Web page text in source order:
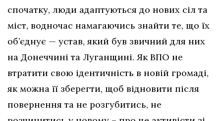
спочатку, люди адаптуються до нових сіл та
міст, водночас намагаючись знайти те, що їх
об’єднує — устав, який був звичний для них
на Донеччині та Луганщині. Як ВПО не
втратити свою ідентичність в новій громаді,
як можна її зберегти, щоб відновити після
повернення та не розгубитись, не